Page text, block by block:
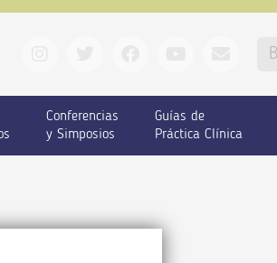
Conferencias
y Simposios
Guías de
Práctica Clínica